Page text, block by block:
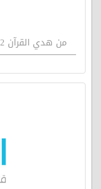
من هدي القرآن 12- سعة الهداية